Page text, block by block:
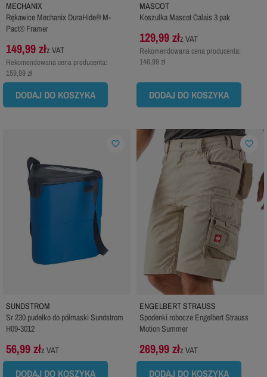
MECHANIX
Rękawice Mechanix DuraHide® M-
Pact® Framer
149,99 złz VAT
Rekomendowana cena producenta:
159,99 zł
DODAJ DO KOSZYKA
MASCOT
Koszulka Mascot Calais 3 pak
129,99 złz VAT
Rekomendowana cena producenta:
146,99 zł
DODAJ DO KOSZYKA
SUNDSTROM
Sr 230 pudełko do półmaski Sundstrom
H09-3012
56,99 złz VAT
DODAJ DO KOSZYKA
favorite_border
ENGELBERT STRAUSS
Spodenki robocze Engelbert Strauss
Motion Summer
269,99 złz VAT
DODAJ DO KOSZYKA
favorite_border